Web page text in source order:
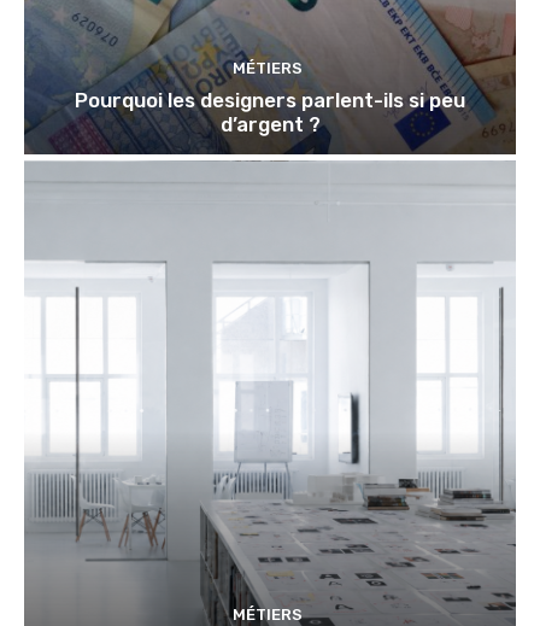
MÉTIERS
Pourquoi les designers parlent-ils si peu
d’argent ?
MÉTIERS